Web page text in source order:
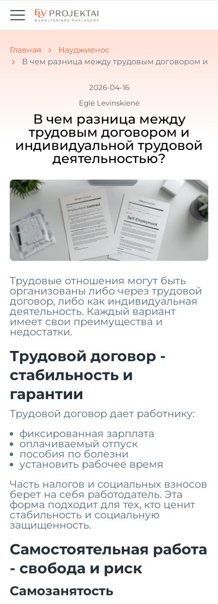
Вы здесь:
Главная
Науджиенос
В чем разница между трудовым договором и
2026-04-16
Eglė Levinskienė
В чем разница между
трудовым договором и
индивидуальной трудовой
деятельностью?
Трудовые отношения могут быть
организованы либо через трудовой
договор, либо как индивидуальная
деятельность. Каждый вариант
имеет свои преимущества и
недостатки.
Трудовой договор -
стабильность и
гарантии
Трудовой договор дает работнику:
фиксированная зарплата
оплачиваемый отпуск
пособия по болезни
установить рабочее время
Часть налогов и социальных взносов
берет на себя работодатель. Эта
форма подходит для тех, кто ценит
стабильность и социальную
защищенность.
Самостоятельная работа
- свобода и риск
Самозанятость